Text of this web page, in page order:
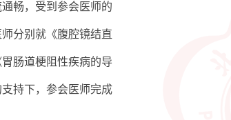
畅，受到参会医师的
分别就《腹腔镜结直
肠道梗阻性疾病的导
持下，参会医师完成